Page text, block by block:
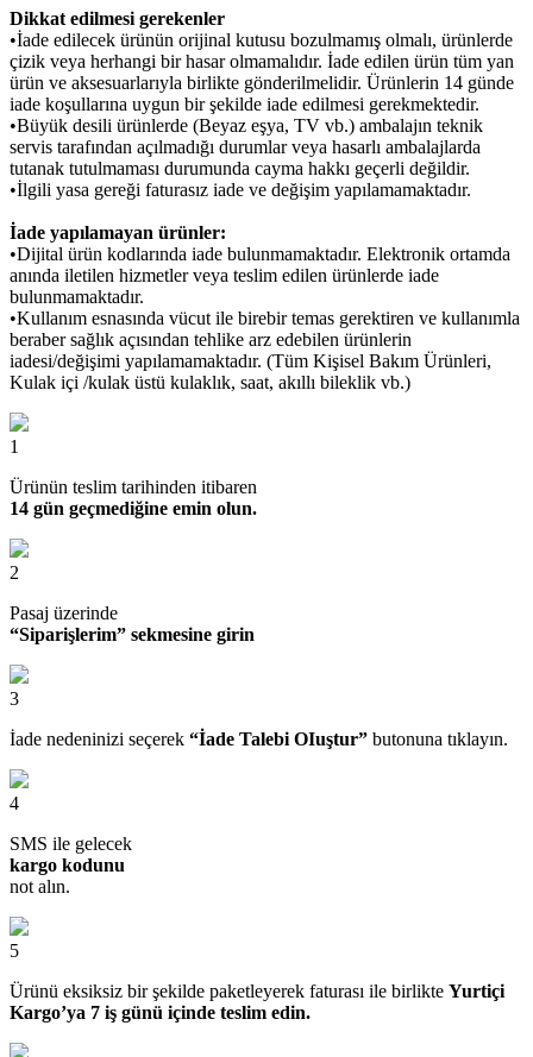
Dikkat edilmesi gerekenler
•İade edilecek ürünün orijinal kutusu bozulmamış olmalı, ürünlerde
çizik veya herhangi bir hasar olmamalıdır. İade edilen ürün tüm yan
ürün ve aksesuarlarıyla birlikte gönderilmelidir. Ürünlerin 14 günde
iade koşullarına uygun bir şekilde iade edilmesi gerekmektedir.
•Büyük desili ürünlerde (Beyaz eşya, TV vb.) ambalajın teknik
servis tarafından açılmadığı durumlar veya hasarlı ambalajlarda
tutanak tutulmaması durumunda cayma hakkı geçerli değildir.
•İlgili yasa gereği faturasız iade ve değişim yapılamamaktadır.
İade yapılamayan ürünler:
•Dijital ürün kodlarında iade bulunmamaktadır. Elektronik ortamda
anında iletilen hizmetler veya teslim edilen ürünlerde iade
bulunmamaktadır.
•Kullanım esnasında vücut ile birebir temas gerektiren ve kullanımla
beraber sağlık açısından tehlike arz edebilen ürünlerin
iadesi/değişimi yapılamamaktadır. (Tüm Kişisel Bakım Ürünleri,
Kulak içi /kulak üstü kulaklık, saat, akıllı bileklik vb.)
1
Ürünün teslim tarihinden itibaren
14 gün geçmediğine emin olun.
2
Pasaj üzerinde
“Siparişlerim” sekmesine girin
3
İade nedeninizi seçerek “İade Talebi OIuştur” butonuna tıklayın.
4
SMS ile gelecek
kargo kodunu
not alın.
5
Ürünü eksiksiz bir şekilde paketleyerek faturası ile birlikte Yurtiçi
Kargo’ya 7 iş günü içinde teslim edin.